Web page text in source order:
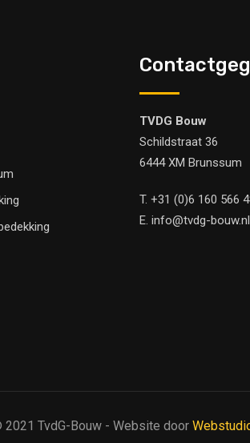
TVDG Bouw
Schildstraat 36
6444 XM Brunssum
T. +31 (0)6 160 566
E. info@tvdg-bouw.nl
2021 TvdG-Bouw - Website door